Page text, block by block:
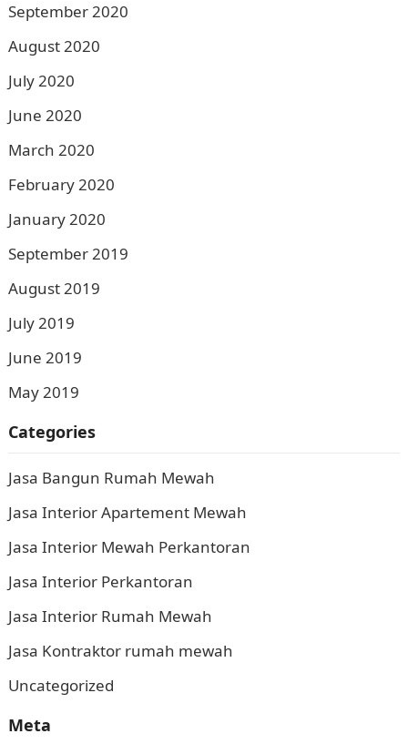
September 2020
August 2020
July 2020
June 2020
March 2020
February 2020
January 2020
September 2019
August 2019
July 2019
June 2019
May 2019
Categories
Jasa Bangun Rumah Mewah
Jasa Interior Apartement Mewah
Jasa Interior Mewah Perkantoran
Jasa Interior Perkantoran
Jasa Interior Rumah Mewah
Jasa Kontraktor rumah mewah
Uncategorized
Meta